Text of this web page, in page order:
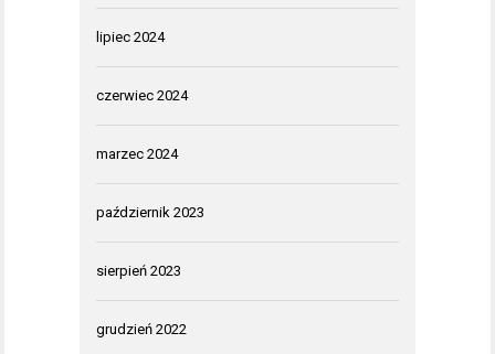
lipiec 2024
czerwiec 2024
marzec 2024
październik 2023
sierpień 2023
grudzień 2022